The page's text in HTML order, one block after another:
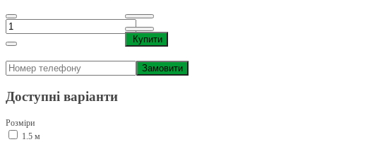
Купити
Замовити
Доступні варіанти
Розміри
1.5 м